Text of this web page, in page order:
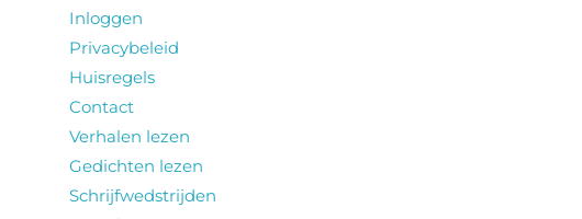
Inloggen
Privacybeleid
Huisregels
Contact
Verhalen lezen
Gedichten lezen
Schrijfwedstrijden